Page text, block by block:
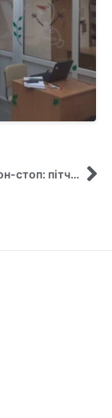
Практики нон-стоп: пітчинг в реальному часі!